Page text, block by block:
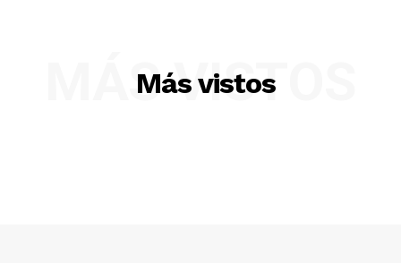
Diario los Andes
Más vistos
MÁS VISTOS